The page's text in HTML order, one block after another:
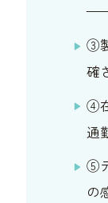
——
③
確
④
通
⑤
の